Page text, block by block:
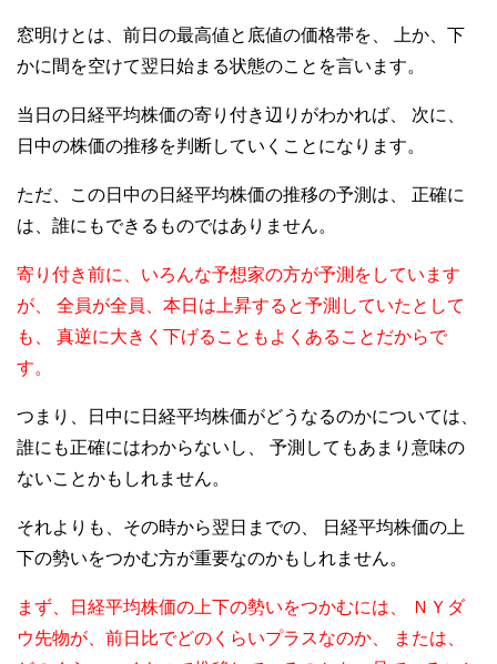
窓明けとは、前日の最高値と底値の価格帯を、
上か、下
かに間を空けて翌日始まる状態のことを言います。
当日の日経平均株価の寄り付き辺りがわかれば、
次に、
日中の株価の推移を判断していくことになります。
ただ、この日中の日経平均株価の推移の予測は、
正確に
は、誰にもできるものではありません。
寄り付き前に、いろんな予想家の方が予測をしています
が、
全員が全員、本日は上昇すると予測していたとして
も、
真逆に大きく下げることもよくあることだからで
す。
つまり、日中に日経平均株価がどうなるのかについては、
誰にも正確にはわからないし、
予測してもあまり意味の
ないことかもしれません。
それよりも、その時から翌日までの、
日経平均株価の上
下の勢いをつかむ方が重要なのかもしれません。
まず、日経平均株価の上下の勢いをつかむには、
ＮＹダ
ウ先物が、前日比でどのくらいプラスなのか、
または、